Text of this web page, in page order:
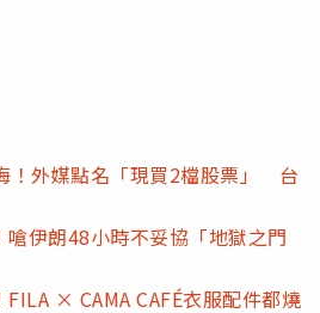
！外媒點名「現買2檔股票」 台
嗆伊朗48小時不妥協「地獄之門
× CAMA CAFÉ衣服配件都燒